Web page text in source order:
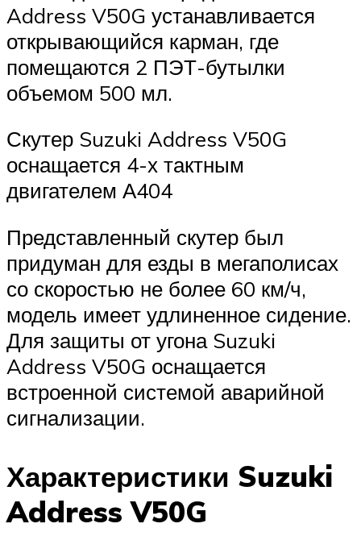
Address V50G устанавливается
открывающийся карман, где
помещаются 2 ПЭТ-бутылки
объемом 500 мл.
Скутер Suzuki Address V50G
оснащается 4-х тактным
двигателем А404
Представленный скутер был
придуман для езды в мегаполисах
со скоростью не более 60 км/ч,
модель имеет удлиненное сидение.
Для защиты от угона Suzuki
Address V50G оснащается
встроенной системой аварийной
сигнализации.
Характеристики Suzuki
Address V50G